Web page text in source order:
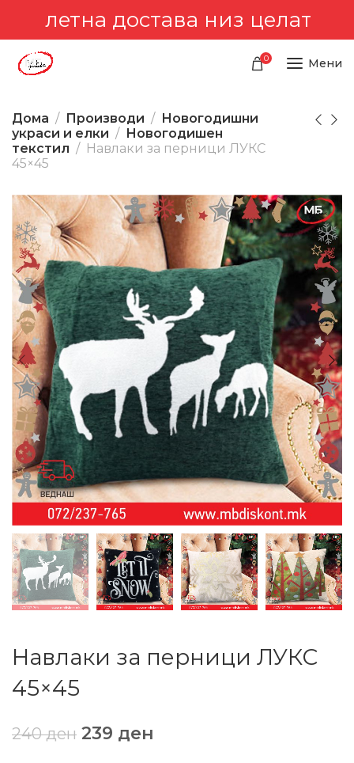
достава низ целата
0 Мени
Дома Производи
Новогодишни
украси и елки
Новогодишен
текстил
Навлаки за перници ЛУКС
45×45
-0%
Навлаки за перници ЛУКС
45×45
240ден 239 ден